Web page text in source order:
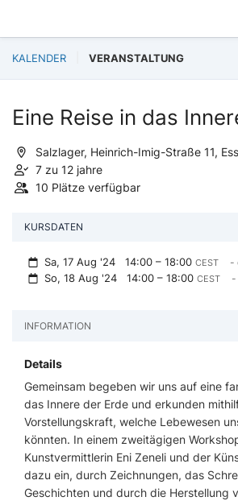
KALENDER VERANSTALTUNG
Eine Reise in das
Salzlager, Heinrich-Imig-Straße 11,
7 zu 12 jahre
10 Plätze verfügbar
KURSDATEN
Sa, 17 Aug '2414:00 – 18:00CEST -
So, 18 Aug '2414:00 – 18:00CEST -
INFORMATION
Details
Gemeinsam begeben wir uns auf eine
das Innere der Erde und erkunden
Vorstellungskraft, welche Lebewesen
könnten. In einem zweitägigen
Kunstvermittlerin Eni Zeneli und der
dazu ein, durch Zeichnungen, das
Geschichten und durch die Herstellung